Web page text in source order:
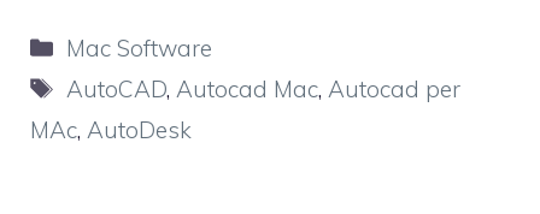
Categorie
Mac Software
Tag
AutoCAD,Autocad Mac,Autocad per
MAc, AutoDesk